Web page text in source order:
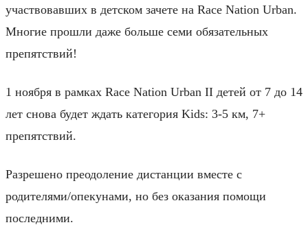
участвовавших в детском зачете на Race Nation Urban.
Многие прошли даже больше семи обязательных
препятствий!
1 ноября в рамках Race Nation Urban II детей от 7 до 14
лет снова будет ждать категория Kids: 3-5 км, 7+
препятствий.
Разрешено преодоление дистанции вместе с
родителями/опекунами, но без оказания помощи
последними.